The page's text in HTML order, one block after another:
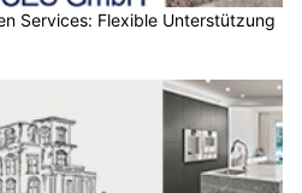
Services: Flexible Unterstützung